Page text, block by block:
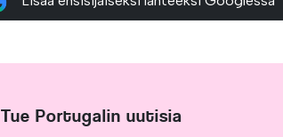
Tue Portugalin uutisia